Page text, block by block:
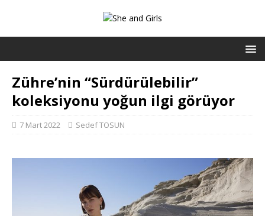
Zühre’nin “Sürdürülebilir”
koleksiyonu yoğun ilgi görüyor
7 Mart 2022 Sedef TOSUN